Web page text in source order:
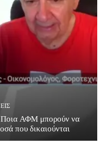
Ποια ΑΦΜ μπορούν να
που δικαιούνται